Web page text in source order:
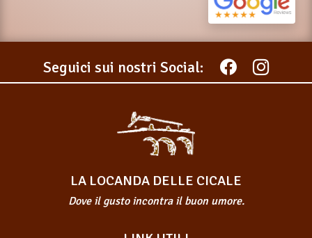
Seguici sui nostri Social:
LA LOCANDA DELLE CICALE
Dove il gusto incontra il buon umore.